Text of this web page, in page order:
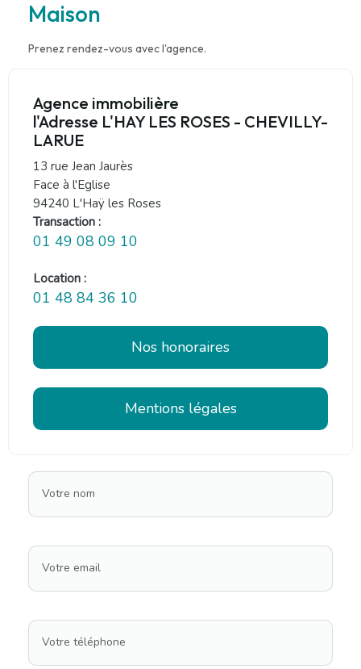
Maison
Prenez rendez-vous avec l'agence.
Agence immobilière
l'Adresse L'HAY LES ROSES - CHEVILLY-
LARUE
13 rue Jean Jaurès
Face à l'Eglise
94240 L'Haÿ les Roses
Transaction :
01 49 08 09 10
Location :
01 48 84 36 10
Nos honoraires
Mentions légales
Votre nom
Votre email
Votre téléphone